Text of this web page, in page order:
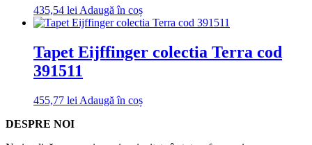
435,54 lei Adaugă în coș
Tapet Eijffinger colectia Terra cod
391511
455,77 lei Adaugă în coș
DESPRE NOI